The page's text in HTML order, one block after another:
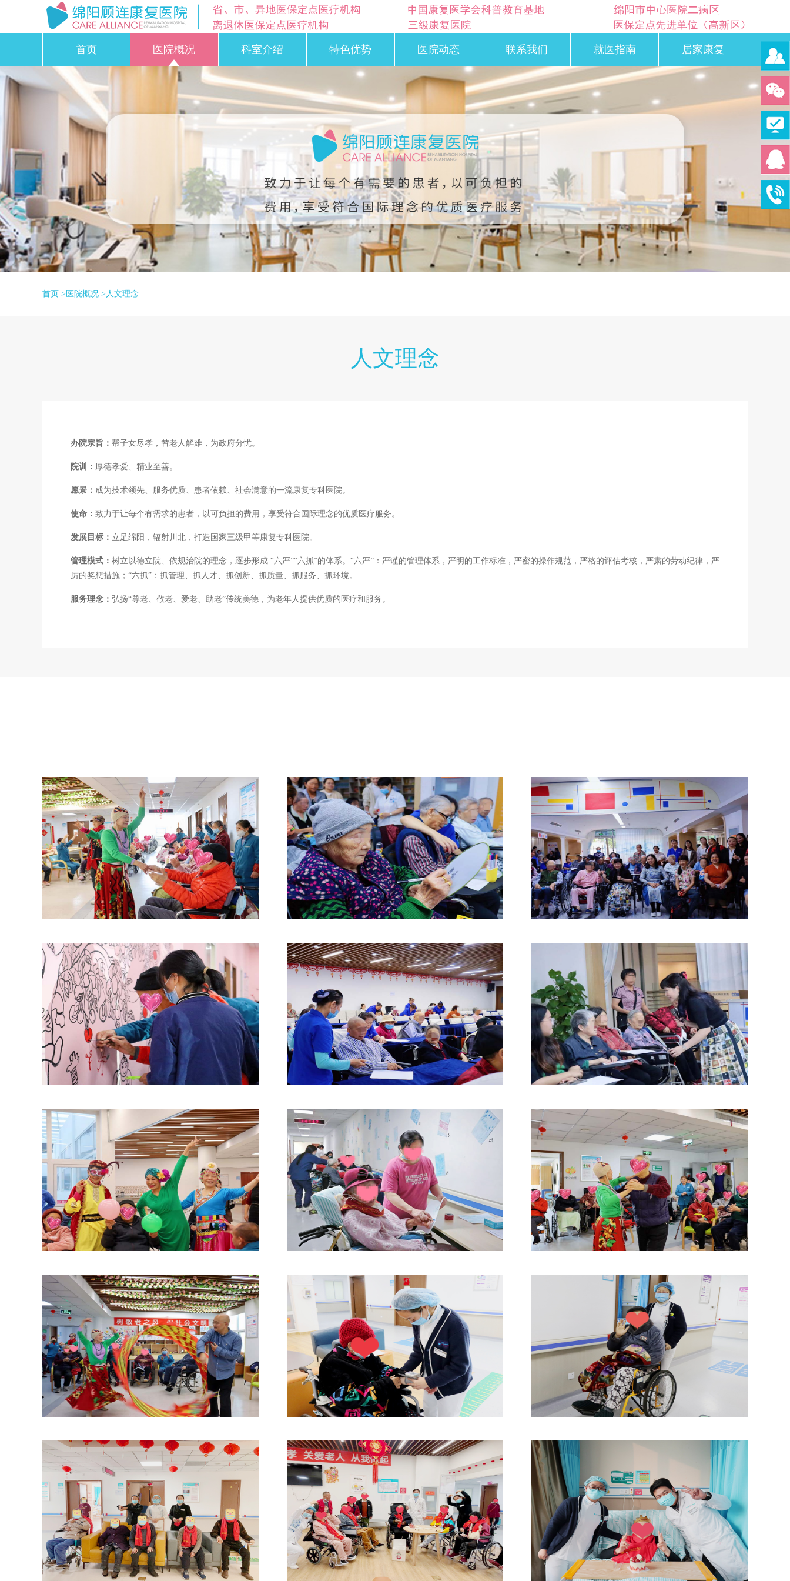
首页 医院概况 科室介绍 特色优势 医院动态 联系我们 就医指南 居家康复
首页 > 医院概况 > 人文理念
人文理念
办院宗旨： 帮子女尽孝，替老人解难，为政府分忧。
院训： 厚德孝爱、精业至善。
愿景： 成为技术领先、服务优质、患者依赖、社会满意的一流康复专科医院。
使命： 致力于让每个有需求的患者，以可负担的费用，享受符合国际理念的优质医疗服务。
发展目标： 立足绵阳，辐射川北，打造国家三级甲等康复专科医院。
管理模式： 树立以德立院、依规治院的理念，逐步形成 “六严”“六抓”的体系。“六严”：严谨的管理体系，严明的工作标准，严密的操作规范，严格的评估考核，严肃的劳动纪律，严
厉的奖惩措施；“六抓”：抓管理、抓人才、抓创新、抓质量、抓服务、抓环境。
服务理念： 弘扬“尊老、敬老、爱老、助老”传统美德，为老年人提供优质的医疗和服务。